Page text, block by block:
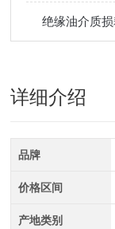
绝缘油介质
详细介绍
品牌
价格区间
产地类别